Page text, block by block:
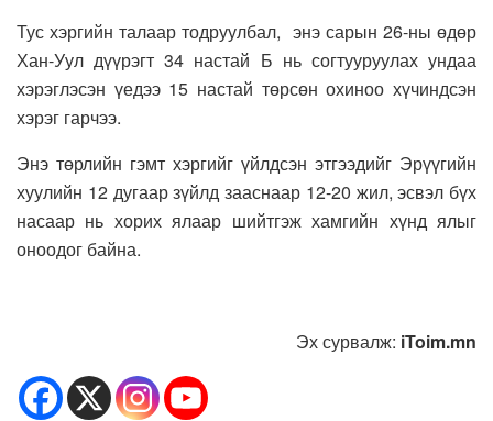
Тус хэргийн талаар тодруулбал, энэ сарын 26-ны өдөр
Хан-Уул дүүрэгт 34 настай Б нь согтууруулах ундаа
хэрэглэсэн үедээ 15 настай төрсөн охиноо хүчиндсэн
хэрэг гарчээ.
Энэ төрлийн гэмт хэргийг үйлдсэн этгээдийг Эрүүгийн
хуулийн 12 дугаар зүйлд зааснаар 12-20 жил, эсвэл бүх
насаар нь хорих ялаар шийтгэж хамгийн хүнд ялыг
оноодог байна.
Эх сурвалж: iToim.mn